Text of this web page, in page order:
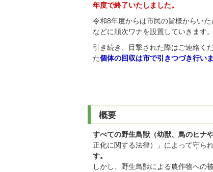
年度で終了いたしました。
令和8年度からは市民の皆様からい
などに順次ワナを設置していきます。
引き続き、目撃された際はご連絡く
た個体の回収は市で引きつづき行いま
概要
すべての野生鳥獣（幼獣、鳥のヒナ
正化に関する法律）」によって守られ
す。
しかし、野生鳥獣による農作物への